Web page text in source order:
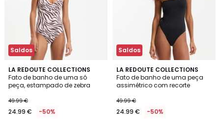
Saldos
LA REDOUTE COLLECTIONS
Fato de banho de uma só
peça, estampado de zebra
49.99 €
24.99 € -50%
3,2
/ 5
Saldos
LA REDOUTE COLLECTIONS
Fato de banho de uma peça
assimétrico com recorte
49.99 €
24.99 € -50%
4
/
5